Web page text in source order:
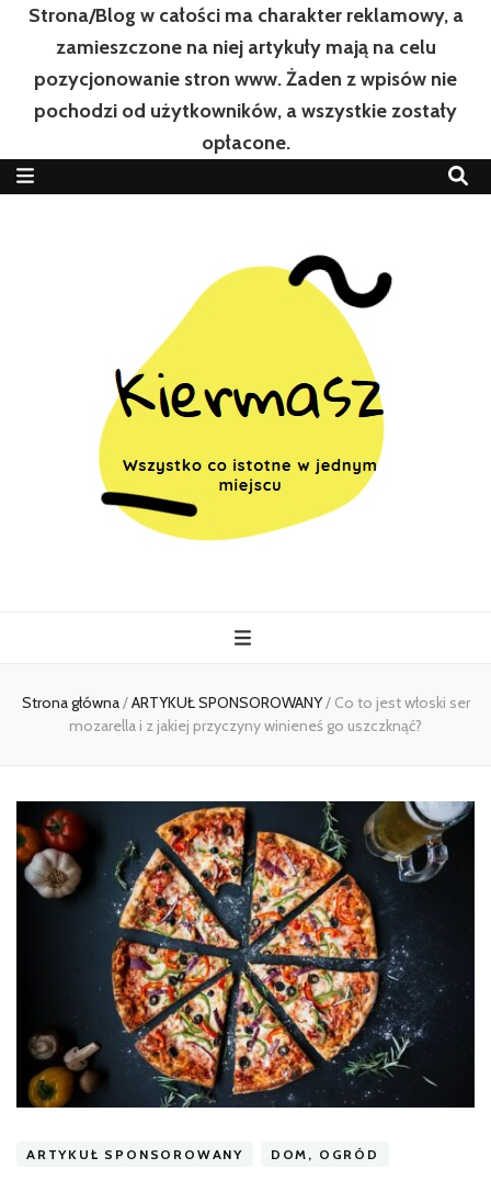
Strona/Blog w całości ma charakter reklamowy, a
zamieszczone na niej artykuły mają na celu
pozycjonowanie stron www. Żaden z wpisów nie
pochodzi od użytkowników, a wszystkie zostały
opłacone.
Strona główna/ARTYKUŁ SPONSOROWANY/ Co to jest włoski ser
mozarella i z jakiej przyczyny winieneś go uszczknąć?
ARTYKUŁ SPONSOROWANY DOM, OGRÓD